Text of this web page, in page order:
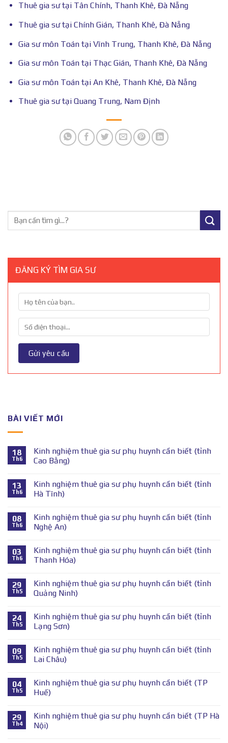
Thuê gia sư tại Tân Chính, Thanh Khê, Đà Nẵng
Thuê gia sư tại Chính Gián, Thanh Khê, Đà Nẵng
Gia sư môn Toán tại Vĩnh Trung, Thanh Khê, Đà Nẵng
Gia sư môn Toán tại Thạc Gián, Thanh Khê, Đà Nẵng
Gia sư môn Toán tại An Khê, Thanh Khê, Đà Nẵng
Thuê gia sư tại Quang Trung, Nam Định
ĐĂNG KÝ TÌM GIA SƯ
BÀI VIẾT MỚI
18
Th6
Kinh nghiệm thuê gia sư phụ huynh cần biết (tỉnh
Cao Bằng)
13
Th6
Kinh nghiệm thuê gia sư phụ huynh cần biết (tỉnh
Hà Tĩnh)
08
Th6
Kinh nghiệm thuê gia sư phụ huynh cần biết (tỉnh
Nghệ An)
03
Th6
Kinh nghiệm thuê gia sư phụ huynh cần biết (tỉnh
Thanh Hóa)
29
Th5
Kinh nghiệm thuê gia sư phụ huynh cần biết (tỉnh
Quảng Ninh)
24
Th5
Kinh nghiệm thuê gia sư phụ huynh cần biết (tỉnh
Lạng Sơn)
09
Th5
Kinh nghiệm thuê gia sư phụ huynh cần biết (tỉnh
Lai Châu)
04
Th5
Kinh nghiệm thuê gia sư phụ huynh cần biết (TP
Huế)
29
Th4
Kinh nghiệm thuê gia sư phụ huynh cần biết (TP Hà
Nội)